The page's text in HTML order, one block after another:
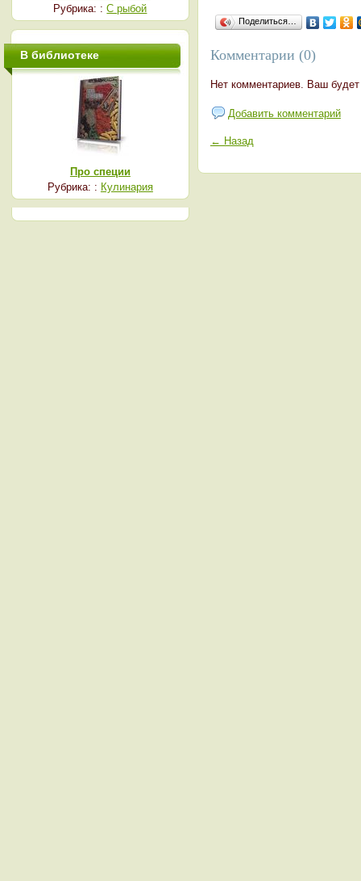
Поделиться…
Комментарии (0)
Нет комментариев. Ваш
Добавить комментарий
← Назад
Рубрика: :С рыбой
В библиотеке
Про специи
Рубрика: : Кулинария